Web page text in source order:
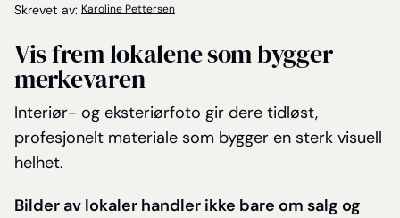
Bilder av lokaler handler ikke bare om salg og
Vis frem lokalene som bygger
merkevaren
Interiør- og eksteriørfoto gir dere tidløst,
profesjonelt materiale som bygger en sterk visuell
helhet.
Skrevet av: Karoline Pettersen